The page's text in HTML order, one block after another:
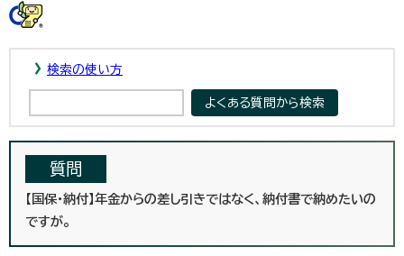
検索の使い方
質問
【国保・納付】年金からの差し引きではなく、納付書で納めたいの
ですが。